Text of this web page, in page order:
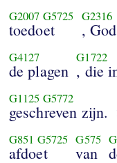
G2007 G5725
toedoet
G2316
, God
G4127
de plagen
G1722
, die
G1125 G5772
geschreven zijn.
G851 G5725
afdoet
G575
van